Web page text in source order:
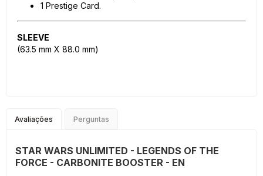
1 Prestige Card.
SLEEVE
(63.5 mm X 88.0 mm)
Avaliações Perguntas
STAR WARS UNLIMITED - LEGENDS OF THE
FORCE - CARBONITE BOOSTER - EN